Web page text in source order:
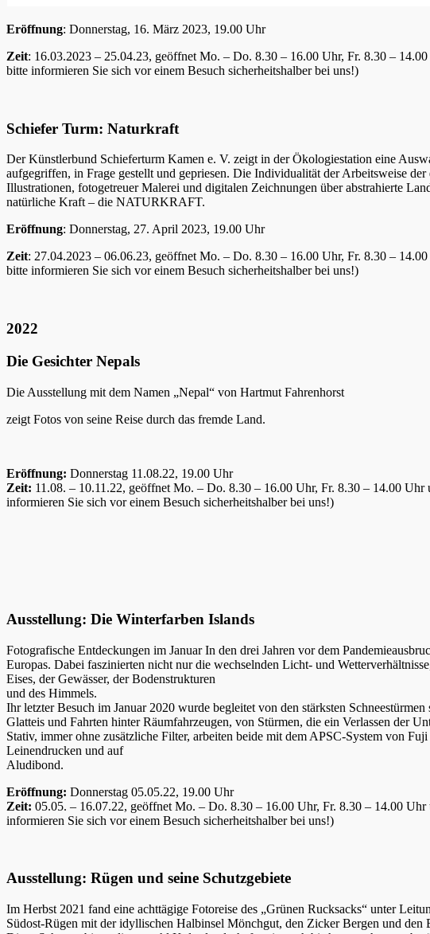
Eröffnung: Donnerstag, 16. März 2023, 19.00 Uhr
Zeit: 16.03.2023 – 25.04.23, geöffnet Mo. – Do. 8.30 – 16.00 Uhr, Fr. 8.30 –
bitte informieren Sie sich vor einem Besuch sicherheitshalber bei uns!)
Schiefer Turm: Naturkraft
Der Künstlerbund Schieferturm Kamen e. V. zeigt in der Ökologiestation eine
aufgegriffen, in Frage gestellt und gepriesen. Die Individualität der Arbeitsweise
Illustrationen, fotogetreuer Malerei und digitalen Zeichnungen über abstrahierte
natürliche Kraft – die NATURKRAFT.
Eröffnung: Donnerstag, 27. April 2023, 19.00 Uhr
Zeit: 27.04.2023 – 06.06.23, geöffnet Mo. – Do. 8.30 – 16.00 Uhr, Fr. 8.30 –
bitte informieren Sie sich vor einem Besuch sicherheitshalber bei uns!)
2022
Die Gesichter Nepals
Die Ausstellung mit dem Namen „Nepal“ von Hartmut Fahrenhorst
zeigt Fotos von seine Reise durch das fremde Land.
Eröffnung: Donnerstag 11.08.22, 19.00 Uhr
Zeit: 11.08. – 10.11.22, geöffnet Mo. – Do. 8.30 – 16.00 Uhr, Fr. 8.30 – 14.00
informieren Sie sich vor einem Besuch sicherheitshalber bei uns!)
Ausstellung: Die Winterfarben Islands
Fotografische Entdeckungen im Januar In den drei Jahren vor dem
Europas. Dabei faszinierten nicht nur die wechselnden Licht- und
Eises, der Gewässer, der Bodenstrukturen
und des Himmels.
Ihr letzter Besuch im Januar 2020 wurde begleitet von den stärksten
Glatteis und Fahrten hinter Räumfahrzeugen, von Stürmen, die ein Verlassen der
Stativ, immer ohne zusätzliche Filter, arbeiten beide mit dem APSC-System von
Leinendrucken und auf
Aludibond.
Eröffnung: Donnerstag 05.05.22, 19.00 Uhr
Zeit: 05.05. – 16.07.22, geöffnet Mo. – Do. 8.30 – 16.00 Uhr, Fr. 8.30 – 14.00
informieren Sie sich vor einem Besuch sicherheitshalber bei uns!)
Ausstellung: Rügen und seine Schutzgebiete
Im Herbst 2021 fand eine achttägige Fotoreise des „Grünen Rucksacks“ unter
Südost-Rügen mit der idyllischen Halbinsel Mönchgut, den Zicker Bergen und